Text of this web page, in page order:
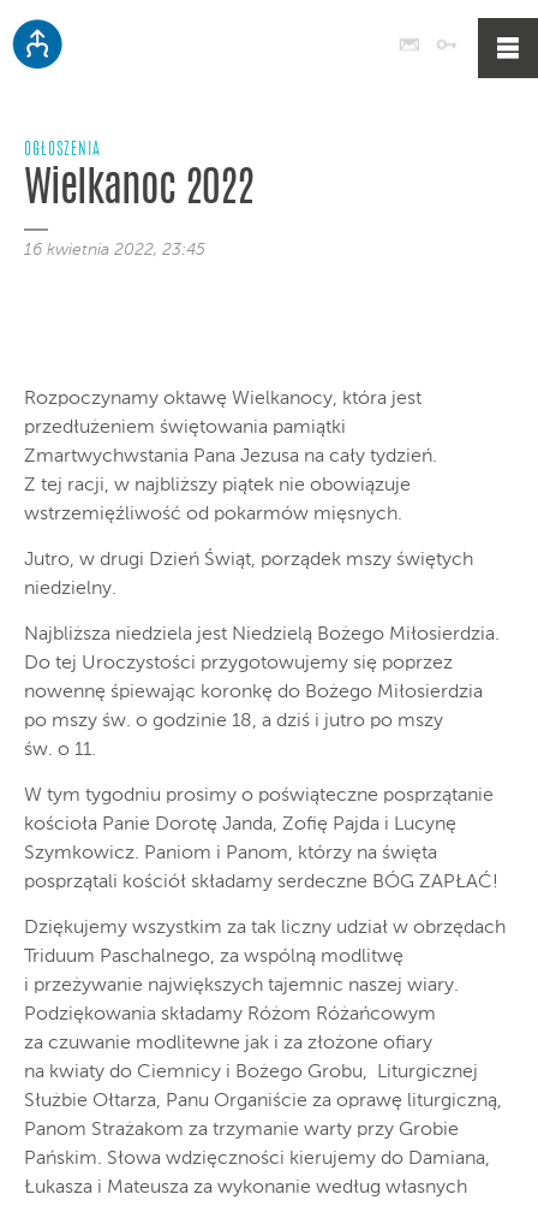
Poczta
OGŁOSZENIA
Wielkanoc 2022
16 kwietnia 2022, 23:45
Rozpoczynamy oktawę Wielkanocy, która jest
przedłużeniem świętowania pamiątki
Zmartwychwstania Pana Jezusa na cały tydzień.
Z tej racji, w najbliższy piątek nie obowiązuje
wstrzemięźliwość od pokarmów mięsnych.
Jutro, w drugi Dzień Świąt, porządek mszy świętych
niedzielny.
Najbliższa niedziela jest Niedzielą Bożego Miłosierdzia.
Do tej Uroczystości przygotowujemy się poprzez
nowennę śpiewając koronkę do Bożego Miłosierdzia
po mszy św. o godzinie 18, a dziś i jutro po mszy
św. o 11.
W tym tygodniu prosimy o poświąteczne posprzątanie
kościoła Panie Dorotę Janda, Zofię Pajda i Lucynę
Szymkowicz. Paniom i Panom, którzy na święta
posprzątali kościół składamy serdeczne BÓG ZAPŁAĆ!
Dziękujemy wszystkim za tak liczny udział w obrzędach
Triduum Paschalnego, za wspólną modlitwę
i przeżywanie największych tajemnic naszej wiary.
Podziękowania składamy Różom Różańcowym
za czuwanie modlitewne jak i za złożone ofiary
na kwiaty do Ciemnicy i Bożego Grobu, Liturgicznej
Służbie Ołtarza, Panu Organiście za oprawę liturgiczną,
Panom Strażakom za trzymanie warty przy Grobie
Pańskim. Słowa wdzięczności kierujemy do Damiana,
Łukasza i Mateusza za wykonanie według własnych